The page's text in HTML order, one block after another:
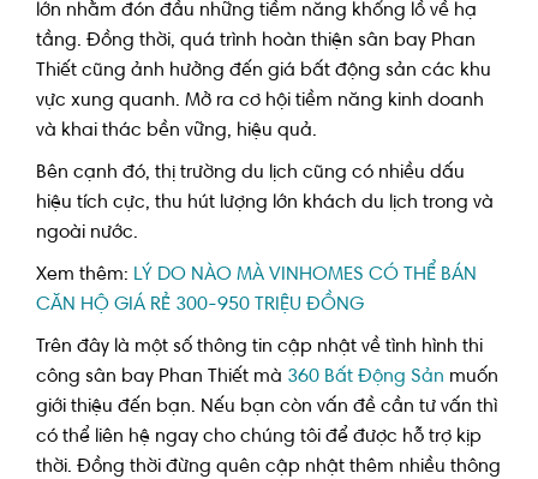
lớn nhằm đón đầu những tiềm năng khổng lồ về hạ
tầng. Đồng thời, quá trình hoàn thiện sân bay Phan
Thiết cũng ảnh hưởng đến giá bất động sản các khu
vực xung quanh. Mở ra cơ hội tiềm năng kinh doanh
và khai thác bền vững, hiệu quả.
Bên cạnh đó, thị trường du lịch cũng có nhiều dấu
hiệu tích cực, thu hút lượng lớn khách du lịch trong và
ngoài nước.
Xem thêm: LÝ DO NÀO MÀ VINHOMES CÓ THỂ BÁN
CĂN HỘ GIÁ RẺ 300-950 TRIỆU ĐỒNG
Trên đây là một số thông tin cập nhật về tình hình thi
công sân bay Phan Thiết mà 360 Bất Động Sản muốn
giới thiệu đến bạn. Nếu bạn còn vấn đề cần tư vấn thì
có thể liên hệ ngay cho chúng tôi để được hỗ trợ kịp
thời. Đồng thời đừng quên cập nhật thêm nhiều thông